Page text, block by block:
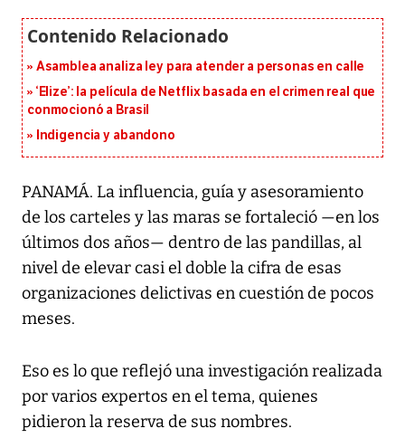
Asamblea analiza ley para atender a personas en calle
‘Elize’: la película de Netflix basada en el crimen real que
conmocionó a Brasil
Indigencia y abandono
PANAMÁ. La influencia, guía y asesoramiento
de los carteles y las maras se fortaleció —en los
últimos dos años— dentro de las pandillas, al
nivel de elevar casi el doble la cifra de esas
organizaciones delictivas en cuestión de pocos
meses.
Eso es lo que reflejó una investigación realizada
por varios expertos en el tema, quienes
pidieron la reserva de sus nombres.